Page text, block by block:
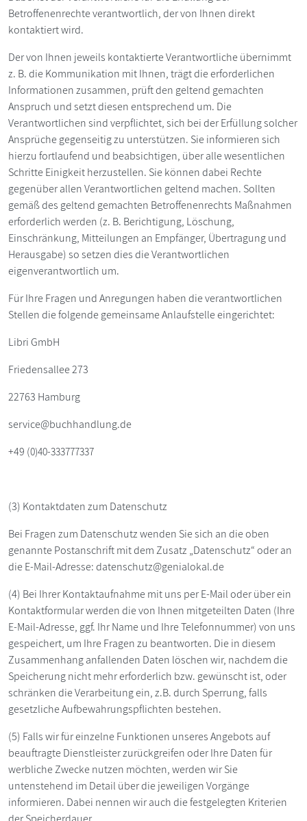
Betroffenenrechte verantwortlich, der von Ihnen direkt
kontaktiert wird.
Der von Ihnen jeweils kontaktierte Verantwortliche übernimmt
z. B. die Kommunikation mit Ihnen, trägt die erforderlichen
Informationen zusammen, prüft den geltend gemachten
Anspruch und setzt diesen entsprechend um. Die
Verantwortlichen sind verpflichtet, sich bei der Erfüllung solcher
Ansprüche gegenseitig zu unterstützen. Sie informieren sich
hierzu fortlaufend und beabsichtigen, über alle wesentlichen
Schritte Einigkeit herzustellen. Sie können dabei Rechte
gegenüber allen Verantwortlichen geltend machen. Sollten
gemäß des geltend gemachten Betroffenenrechts Maßnahmen
erforderlich werden (z. B. Berichtigung, Löschung,
Einschränkung, Mitteilungen an Empfänger, Übertragung und
Herausgabe) so setzen dies die Verantwortlichen
eigenverantwortlich um.
Für Ihre Fragen und Anregungen haben die verantwortlichen
Stellen die folgende gemeinsame Anlaufstelle eingerichtet:
Libri GmbH
Friedensallee 273
22763 Hamburg
service@buchhandlung.de
+49 (0)40-333777337
(3) Kontaktdaten zum Datenschutz
Bei Fragen zum Datenschutz wenden Sie sich an die oben
genannte Postanschrift mit dem Zusatz „Datenschutz“ oder an
die E-Mail-Adresse: datenschutz@genialokal.de
(4) Bei Ihrer Kontaktaufnahme mit uns per E-Mail oder über ein
Kontaktformular werden die von Ihnen mitgeteilten Daten (Ihre
E-Mail-Adresse, ggf. Ihr Name und Ihre Telefonnummer) von uns
gespeichert, um Ihre Fragen zu beantworten. Die in diesem
Zusammenhang anfallenden Daten löschen wir, nachdem die
Speicherung nicht mehr erforderlich bzw. gewünscht ist, oder
schränken die Verarbeitung ein, z.B. durch Sperrung, falls
gesetzliche Aufbewahrungspflichten bestehen.
(5) Falls wir für einzelne Funktionen unseres Angebots auf
beauftragte Dienstleister zurückgreifen oder Ihre Daten für
werbliche Zwecke nutzen möchten, werden wir Sie
untenstehend im Detail über die jeweiligen Vorgänge
informieren. Dabei nennen wir auch die festgelegten Kriterien